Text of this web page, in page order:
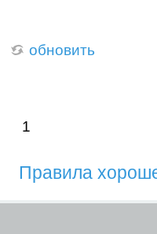
обновить
1
Правила